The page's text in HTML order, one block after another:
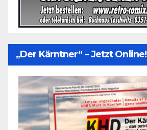
„Der Kärntner“ – Jetzt Online!